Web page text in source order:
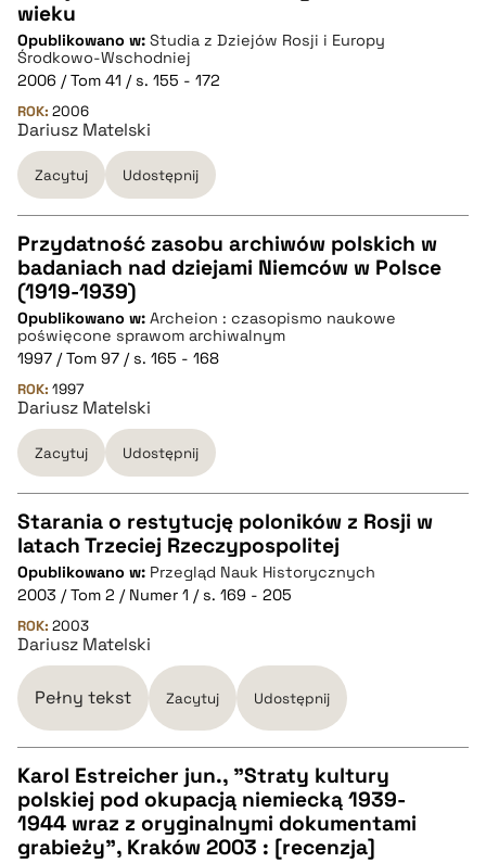
CZYSTY TEKST
pobierz cytat
BIBTEX
pobierz cytat
wieku
Opublikowano w: Studia z Dziejów Rosji i Europy
Środkowo-Wschodniej
2006 / Tom 41 / s. 155 - 172
ROK: 2006
Dariusz Matelski
Zacytuj Udostępnij
CZYSTY TEKST
pobierz cytat
BIBTEX
pobierz cytat
Przydatność zasobu archiwów polskich w
badaniach nad dziejami Niemców w Polsce
(1919-1939)
Opublikowano w: Archeion : czasopismo naukowe
poświęcone sprawom archiwalnym
1997 / Tom 97 / s. 165 - 168
ROK: 1997
Dariusz Matelski
Zacytuj Udostępnij
CZYSTY TEKST
pobierz cytat
BIBTEX
pobierz cytat
Starania o restytucję poloników z Rosji w
latach Trzeciej Rzeczypospolitej
Opublikowano w: Przegląd Nauk Historycznych
2003 / Tom 2 / Numer 1 / s. 169 - 205
ROK: 2003
Dariusz Matelski
Pełny tekst Zacytuj Udostępnij
CZYSTY TEKST
Karol Estreicher jun., "Straty kultury
polskiej pod okupacją niemiecką 1939-
1944 wraz z oryginalnymi dokumentami
grabieży", Kraków 2003 : [recenzja]